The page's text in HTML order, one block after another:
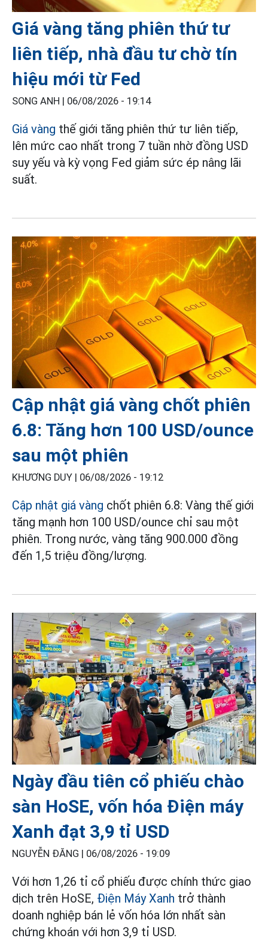
Giá vàng tăng phiên thứ tư
liên tiếp, nhà đầu tư chờ tín
hiệu mới từ Fed
SONG ANH | 06/08/2026 - 19:14
Giá vàng thế giới tăng phiên thứ tư liên tiếp,
lên mức cao nhất trong 7 tuần nhờ đồng USD
suy yếu và kỳ vọng Fed giảm sức ép nâng lãi
suất.
Cập nhật giá vàng chốt phiên
6.8: Tăng hơn 100 USD/ounce
sau một phiên
KHƯƠNG DUY | 06/08/2026 - 19:12
Cập nhật giá vàng chốt phiên 6.8: Vàng thế giới
tăng mạnh hơn 100 USD/ounce chỉ sau một
phiên. Trong nước, vàng tăng 900.000 đồng
đến 1,5 triệu đồng/lượng.
Ngày đầu tiên cổ phiếu chào
sàn HoSE, vốn hóa Điện máy
Xanh đạt 3,9 tỉ USD
NGUYỄN ĐĂNG | 06/08/2026 - 19:09
Với hơn 1,26 tỉ cổ phiếu được chính thức giao
dịch trên HoSE, Điện Máy Xanh trở thành
doanh nghiệp bán lẻ vốn hóa lớn nhất sàn
chứng khoán với hơn 3,9 tỉ USD.